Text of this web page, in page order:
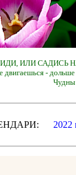
ИЛИ САДИСЬ
двигаешься -
Чудны
2022